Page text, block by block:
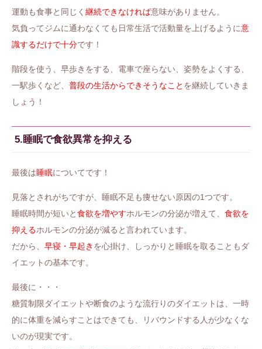
運動も食事と同じく 継続できなければ意味がありません。
気負ってジムに通わなくても日常生活で活動量を上げるように意
識するだけで十分です！
階段を使う、早歩きをする、電車で座らない、姿勢をよくする、
一駅歩くなど、 普段の生活からできそうなこと を継続していきま
しょう！
5.睡眠で食欲異常を抑える
最後は睡眠についてです！
見落とされがちですが、睡眠不足も痩せない原因の1つです。
睡眠時間が短いと食欲を増やすホルモンの分泌が増えて、 食欲を
抑えるホルモンの分泌が減ると言われています。
だから、 早寝・早起き を心掛け、しっかりと睡眠を取ることもダ
イエットの基本です。
最後に・・・
糖質制限ダイエットや断食のような流行りのダイエットは、一時
的に体重を減らすことはできても、リバウンドする人が少なくな
いのが現実です。